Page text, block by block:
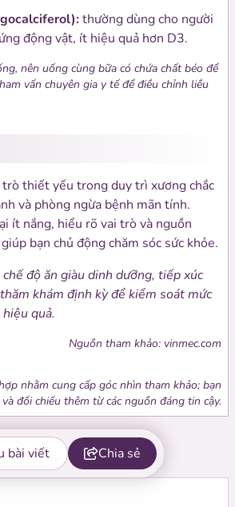
thường dùng cho người
động vật, ít hiệu quả hơn D3.
nên uống cùng bữa có chứa chất béo để
vấn chuyên gia y tế để điều chỉnh liều
thiết yếu trong duy trì xương chắc
và phòng ngừa bệnh mãn tính.
ít nắng, hiểu rõ vai trò và nguồn
bạn chủ động chăm sóc sức khỏe.
độ ăn giàu dinh dưỡng, tiếp xúc
khám định kỳ để kiểm soát mức
quả.
Nguồn tham khảo: vinmec.com
nhằm cung cấp góc nhìn tham khảo; bạn
đối chiếu thêm từ các nguồn đáng tin cậy.
bài viết Chia sẻ